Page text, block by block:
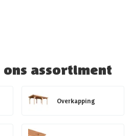
assortiment
Overkapping